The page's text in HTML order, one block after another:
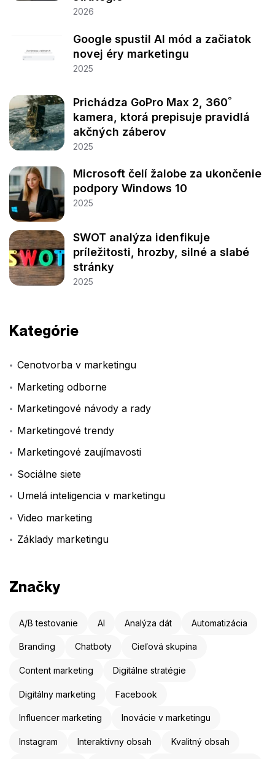
2026
Google spustil AI mód a začiatok
novej éry marketingu
2025
Prichádza GoPro Max 2, 360˚
kamera, ktorá prepisuje pravidlá
akčných záberov
2025
Microsoft čelí žalobe za ukončenie
podpory Windows 10
2025
SWOT analýza idenfikuje
príležitosti, hrozby, silné a slabé
stránky
2025
Kategórie
Cenotvorba v marketingu
Marketing odborne
Marketingové návody a rady
Marketingové trendy
Marketingové zaujímavosti
Sociálne siete
Umelá inteligencia v marketingu
Video marketing
Základy marketingu
Značky
A/B testovanie AI Analýza dát Automatizácia
Branding Chatboty Cieľová skupina
Content marketing Digitálne stratégie
Digitálny marketing Facebook
Influencer marketing Inovácie v marketingu
Instagram Interaktívny obsah Kvalitný obsah